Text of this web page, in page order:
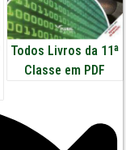
Todos Livros da 11ª
Classe em PDF